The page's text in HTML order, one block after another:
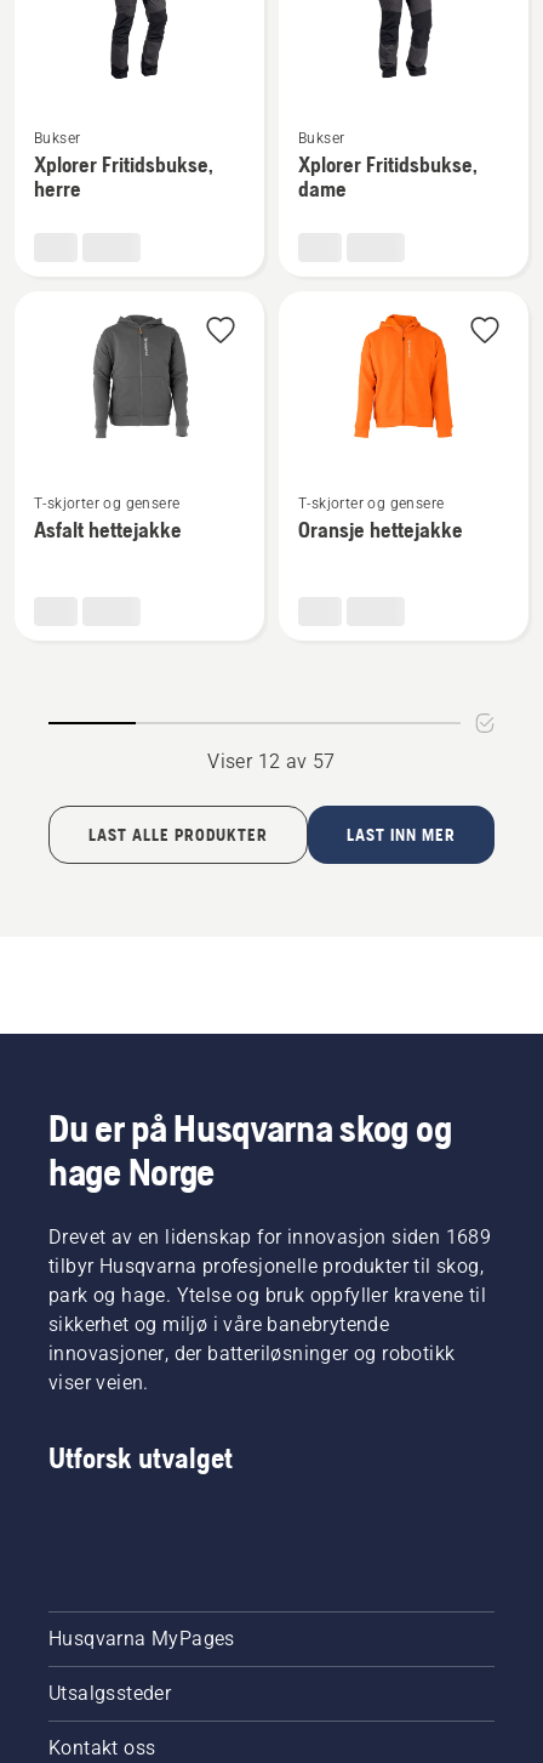
flere
detaljer
om
Bukser
Xplorer Fritidsbukse,
herre
flere
detaljer
om
Bukser
Xplorer Fritidsbukse,
dame
flere
detaljer
T-skjorter og gensere
Asfalt hettejakke
flere
detaljer
T-skjorter og gensere
Oransje hettejakke
Viser 12 av 57
LAST ALLE PRODUKTER LAST INN MER
Du er på Husqvarna skog og
hage Norge
Drevet av en lidenskap for innovasjon siden 1689
tilbyr Husqvarna profesjonelle produkter til skog,
park og hage. Ytelse og bruk oppfyller kravene til
sikkerhet og miljø i våre banebrytende
innovasjoner, der batteriløsninger og robotikk
viser veien.
Utforsk utvalget
Husqvarna MyPages
Utsalgssteder
Kontakt oss